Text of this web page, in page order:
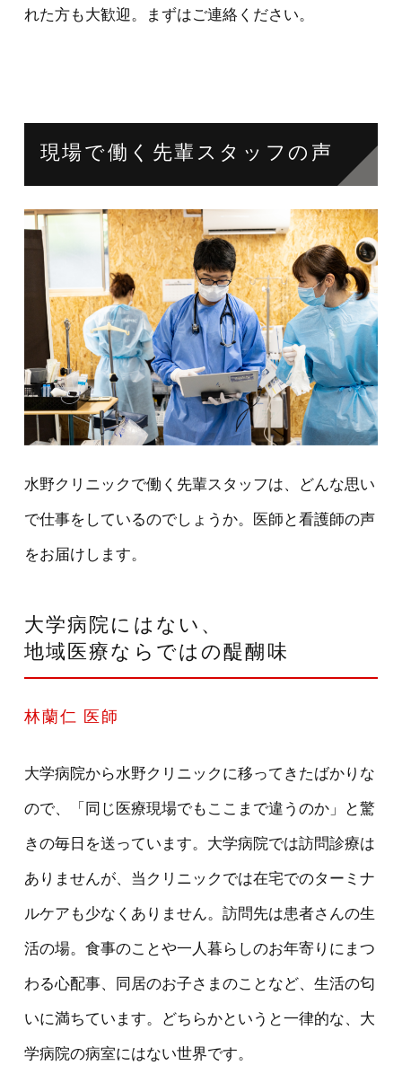
れた方も大歓迎。まずはご連絡ください。
現場で働く先輩スタッフの声
水野クリニックで働く先輩スタッフは、どんな思い
で仕事をしているのでしょうか。医師と看護師の声
をお届けします。
大学病院にはない、
地域医療ならではの醍醐味
林蘭仁 医師
大学病院から水野クリニックに移ってきたばかりな
ので、「同じ医療現場でもここまで違うのか」と驚
きの毎日を送っています。大学病院では訪問診療は
ありませんが、当クリニックでは在宅でのターミナ
ルケアも少なくありません。訪問先は患者さんの生
活の場。食事のことや一人暮らしのお年寄りにまつ
わる心配事、同居のお子さまのことなど、生活の匂
いに満ちています。どちらかというと一律的な、大
学病院の病室にはない世界です。